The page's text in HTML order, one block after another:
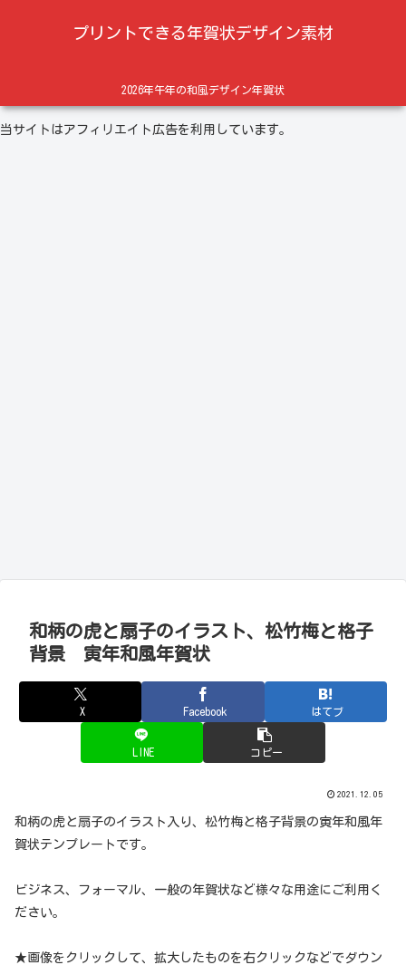
プリントできる年賀状デザイン素材
2026年午年の和風デザイン年賀状
当サイトはアフィリエイト広告を利用しています。
和柄の虎と扇子のイラスト、松竹梅と格子
背景 寅年和風年賀状
X Facebook はてブ
LINE コピー
2021.12.05
和柄の虎と扇子のイラスト入り、松竹梅と格子背景の寅年和風年
賀状テンプレートです。
ビジネス、フォーマル、一般の年賀状など様々な用途にご利用く
ださい。
★画像をクリックして、拡大したものを右クリックなどでダウン